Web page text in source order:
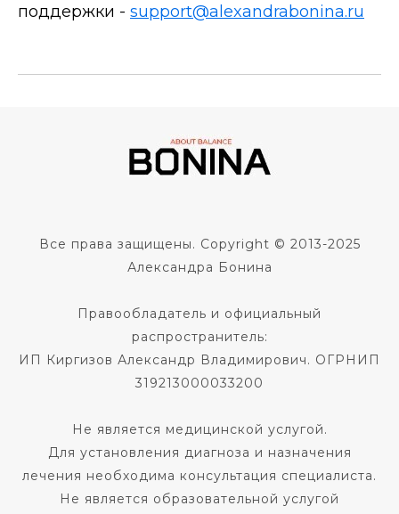
поддержки - support@alexandrabonina.ru
Все права защищены. Copyright © 2013-2025
Александра Бонина
Правообладатель и официальный
распространитель:
ИП Киргизов Александр Владимирович. ОГРНИП
319213000033200
Не является медицинской услугой.
Для установления диагноза и назначения
лечения необходима консультация специалиста.
Не является образовательной услугой